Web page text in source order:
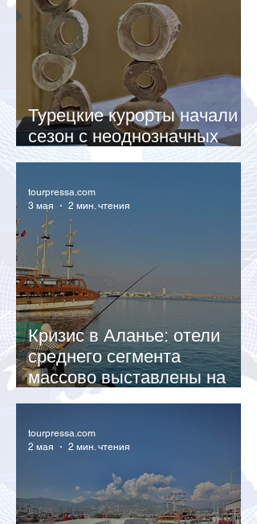
Турецкие курорты начали
сезон с неоднозначных
показателей загрузки
Кризис в Аланье: отели
среднего сегмента
массово выставлены на
продажу
tourpressa.com
3 мая
2 мин. чтения
tourpressa.com
2 мая
2 мин. чтения